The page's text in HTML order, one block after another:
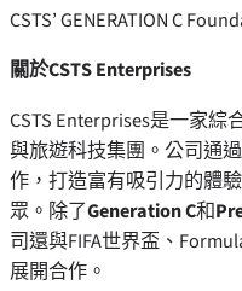
CSTS’ GENERATION C
關於CSTS Enterprises
CSTS Enterprises是一家
與旅遊科技集團。公司通
作，打造富有吸引力的體
眾。除了Generation C和
司還與FIFA世界盃、
展開合作。